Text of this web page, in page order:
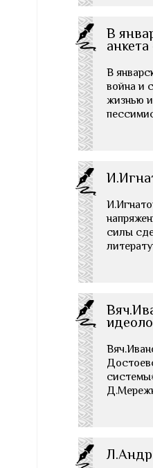
В
В
война и
жизнью
силы